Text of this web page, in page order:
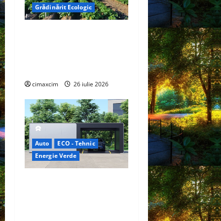
Grădinărit Ecologic
cimaxcim 26 iulie 2026
Auto
ECO - Tehnic
Energie Verde